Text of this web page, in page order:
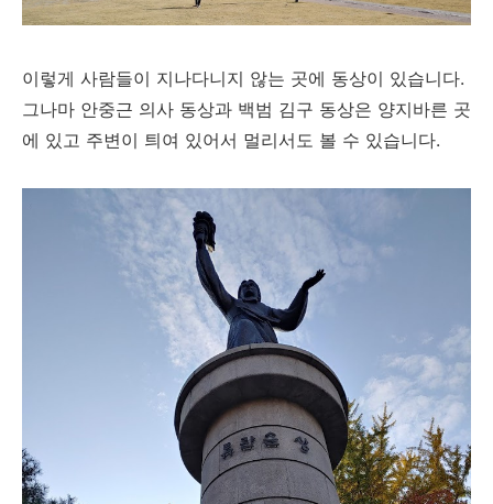
이렇게 사람들이 지나다니지 않는 곳에 동상이 있습니다.
그나마 안중근 의사 동상과 백범 김구 동상은 양지바른 곳
에 있고 주변이 틔여 있어서 멀리서도 볼 수 있습니다.